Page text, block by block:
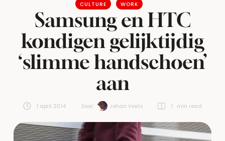
CULTURE WORK
Samsung en HTC
kondigen gelijktijdig
‘slimme handschoen’
aan
1 april 2014 Door: Johan Voets 1 min read